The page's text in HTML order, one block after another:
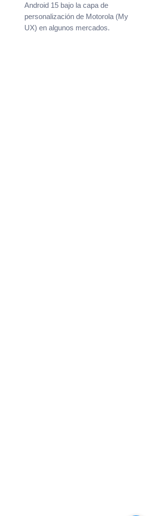
Android 15 bajo la capa de
personalización de Motorola (My
UX) en algunos mercados.